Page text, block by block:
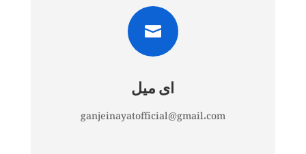

ای میل
ganjeinayatofficial@gmail.com